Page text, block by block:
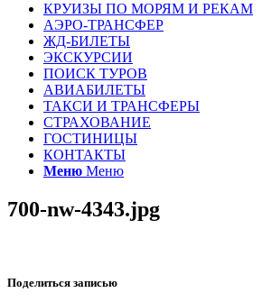
КРУИЗЫ ПО МОРЯМ И РЕКАМ
АЭРО-ТРАНСФЕР
ЖД-БИЛЕТЫ
ЭКСКУРСИИ
ПОИСК ТУРОВ
АВИАБИЛЕТЫ
ТАКСИ И ТРАНСФЕРЫ
СТРАХОВАНИЕ
ГОСТИНИЦЫ
КОНТАКТЫ
Меню Меню
700-nw-4343.jpg
Поделиться записью